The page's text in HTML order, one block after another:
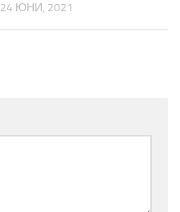
24 ЮНИ, 2021